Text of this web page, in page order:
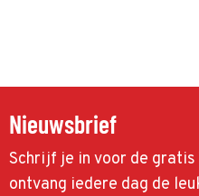
Nieuwsbrief
Schrijf je in voor de
ontvang iedere dag de